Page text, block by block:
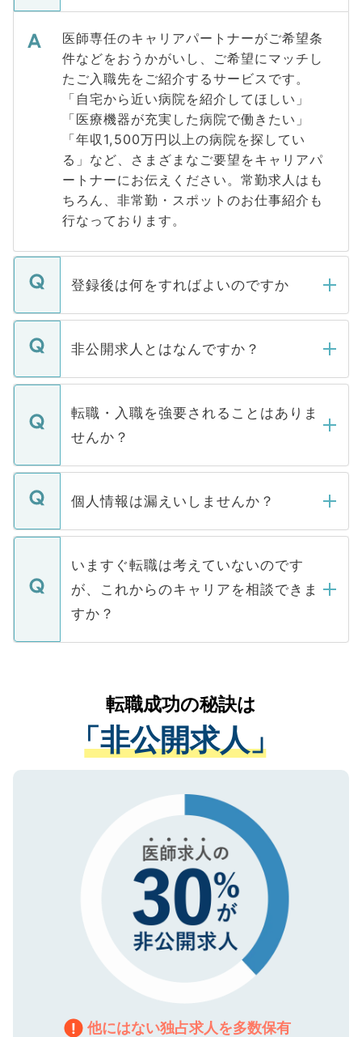
医師専任のキャリアパートナーがご希望条
件などをおうかがいし、ご希望にマッチし
たご入職先をご紹介するサービスです。
「自宅から近い病院を紹介してほしい」
「医療機器が充実した病院で働きたい」
「年収1,500万円以上の病院を探してい
る」など、さまざまなご要望をキャリアパ
ートナーにお伝えください。常勤求人はも
ちろん、非常勤・スポットのお仕事紹介も
行なっております。
登録後は何をすればよいのですか
ご登録いただきましたら、弊社担当者がご
登録内容を確認し、その後メールもしくは
ます。通常、5営業日以内にはご連絡をせて
いただきますので、しばらくお待ちくださ
い。
非公開求人とはなんですか？
マイナビDOCTORで取り扱っている求人の
うち約3割は、Webサイトからご覧いただ
けない「非公開求人」です。非公開求人は
下記の理由によって、一般には公開してい
ません。
■応募殺到を避けるため 人気のある医療機
関を公にしてしまうと、応募が殺到する場
に、医療機関が求める条件に合った人材の
みを人材紹介会社に依頼するケースが増え
ています。
転職・入職を強要されることはありま
せんか？
転職・入職を強要することは一切ありませ
ん。また、仮に応募先から内定をいただい
定を承諾する必要はありません。内定先へ
の辞退の連絡はキャリアパートナーが行い
ますので、ご安心ください。
個人情報は漏えいしませんか？
個人情報が漏えいすることはありませんの
で、ご安心ください。当サイトからの登録
などで収集したご登録者様の個人情報は、
ご本人のキャリアアップおよび転職活動の
支援を目的に使用いたします。お預かりし
ているすべての個人データはご本人の許可
は、個人情報の取り扱いについての厳密な
管理基準を満たした事業者のみに付与され
る、プライバシーマークを取得済みです。
ご登録いただいた個人情報は、SSL（デー
で、機密保持に関してもご安心ください。
いますぐ転職は考えていないのです
が、これからのキャリアを相談できま
すか？
かがいして、現在の医療機関の状況や紹介
経験をまじえながら、適切なアドバイスを
させていただきます。すぐにご転職をされ
ない方には、長期的なサポートが可能です
ので、まずはご登録ください。
転職成功の秘訣は
「非公開求人」
他にはない独占求人を多数保有